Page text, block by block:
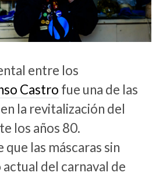
entre los
Castro fue una de las
la revitalización del
los años 80.
que las máscaras sin
del carnaval de